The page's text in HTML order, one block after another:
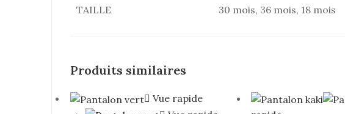
TAILLE 30 mois, 36 mois, 18 mois
Produits similaires
Vue rapide